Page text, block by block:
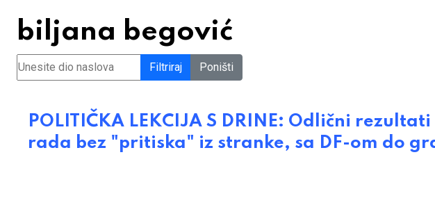
biljana begović
Unesite dio naslova Filtriraj Poništi
POLITIČKA LEKCIJA S DRINE: Odlični
rada bez "pritiska" iz stranke, sa DF-om do